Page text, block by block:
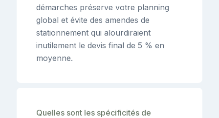
démarches préserve votre planning
global et évite des amendes de
stationnement qui alourdiraient
inutilement le devis final de 5 % en
moyenne.
Quelles sont les spécificités de